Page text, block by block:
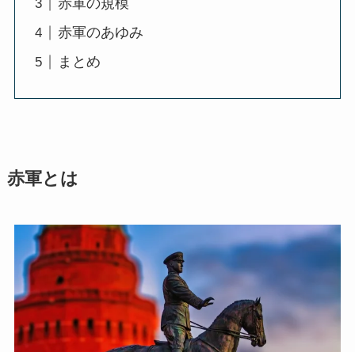
赤軍の規模
赤軍のあゆみ
まとめ
赤軍とは